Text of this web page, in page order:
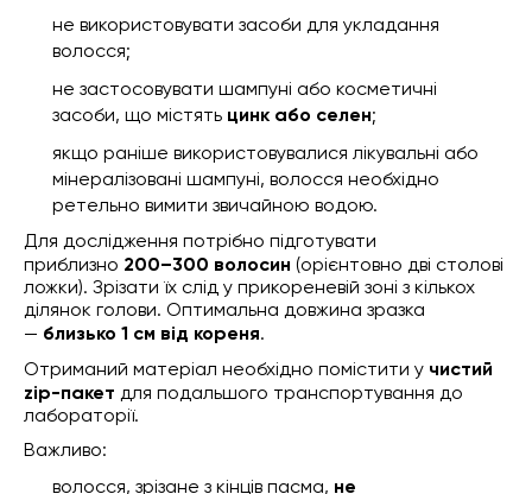
не використовувати засоби для укладання
волосся;
не застосовувати шампуні або косметичні
засоби, що містять цинк або селен;
якщо раніше використовувалися лікувальні або
мінералізовані шампуні, волосся необхідно
ретельно вимити звичайною водою.
Для дослідження потрібно підготувати
приблизно 200–300 волосин (орієнтовно дві столові
ложки). Зрізати їх слід у прикореневій зоні з кількох
ділянок голови. Оптимальна довжина зразка
— близько 1 см від кореня.
Отриманий матеріал необхідно помістити у чистий
zip-пакет для подальшого транспортування до
лабораторії.
Важливо:
волосся, зрізане з кінців пасма, не